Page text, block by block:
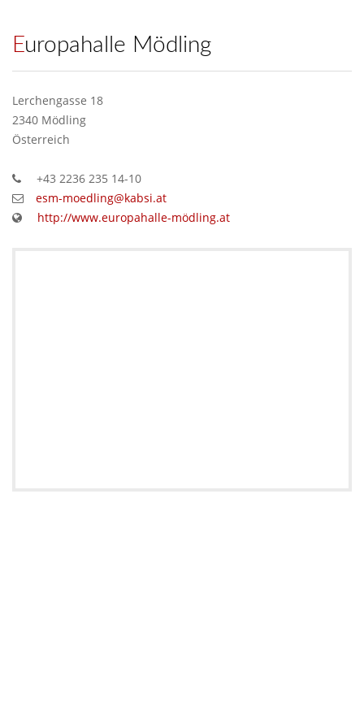
Europahalle Mödling
Lerchengasse 18
2340 Mödling
Österreich
+43 2236 235 14-10
esm-moedling@kabsi.at
http://www.europahalle-mödling.at